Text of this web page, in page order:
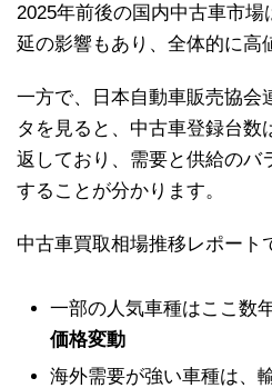
2025年前後の国内中古車市
延の影響もあり、全体的に高
一方で、日本自動車販売協会
タを見ると、中古車登録台数
返しており、需要と供給のバ
することが分かります。
中古車買取相場推移レポート
一部の人気車種はここ数
価格変動
海外需要が強い車種は、